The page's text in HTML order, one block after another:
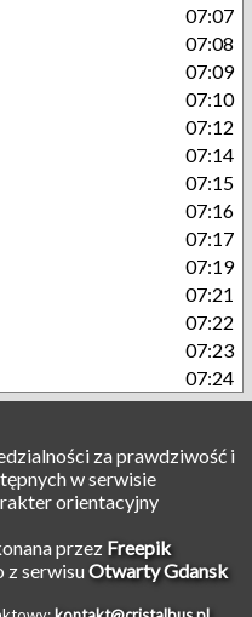
07:07
07:08
07:09
07:10
07:12
07:14
07:15
07:16
07:17
07:19
07:21
07:22
07:23
07:24
za prawdziwość i
w serwisie
orientacyjny
przez Freepik
z serwisuOtwarty Gdansk